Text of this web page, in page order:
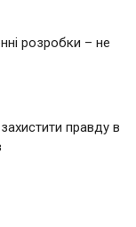
розробки – не
правду в